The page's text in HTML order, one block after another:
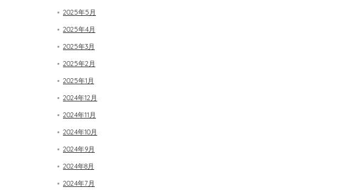
2025年5月
2025年4月
2025年3月
2025年2月
2025年1月
2024年12月
2024年11月
2024年10月
2024年9月
2024年8月
2024年7月